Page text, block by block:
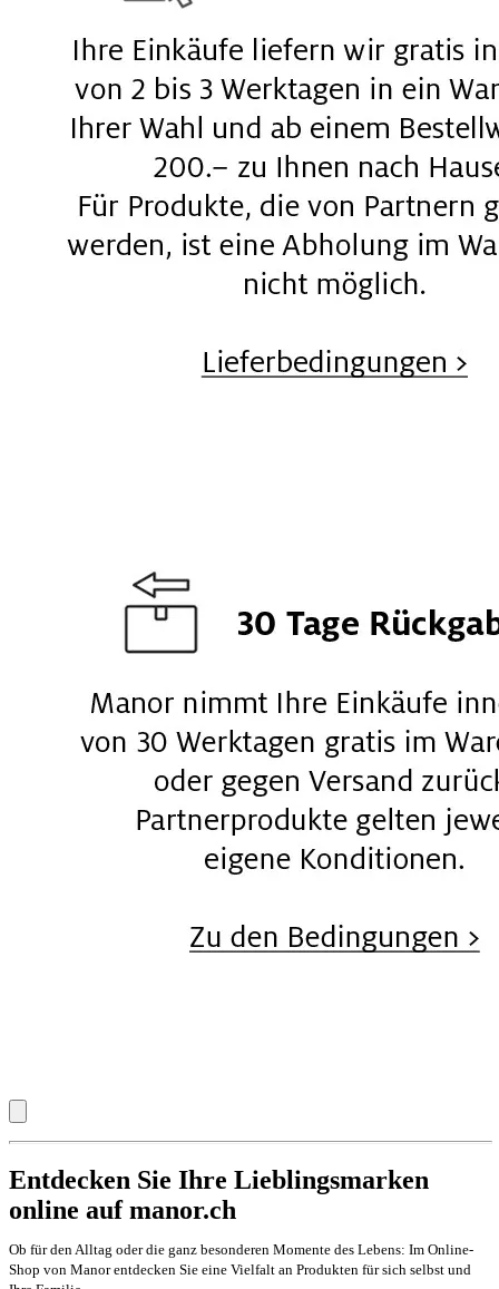
Entdecken Sie Ihre Lieblingsmarken
online auf manor.ch
Ob für den Alltag oder die ganz besonderen Momente des Lebens: Im Online-
Shop von Manor entdecken Sie eine Vielfalt an Produkten für sich selbst und